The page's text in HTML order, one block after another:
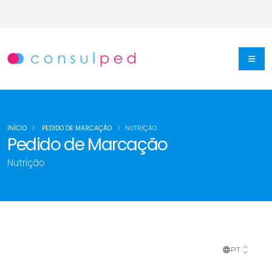
Pedido de Marcação
Nutrição
INÍCIO PEDIDO DE MARCAÇÃO NUTRIÇÃO